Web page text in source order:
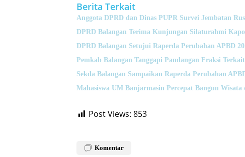
Berita Terkait
Anggota DPRD dan Dinas PUPR Survei Jembatan
DPRD Balangan Terima Kunjungan Silaturahmi
DPRD Balangan Setujui Raperda Perubahan APBD
Pemkab Balangan Tanggapi Pandangan Fraksi
Sekda Balangan Sampaikan Raperda Perubahan
Mahasiswa UM Banjarmasin Percepat Bangun
Post Views: 853
Komentar